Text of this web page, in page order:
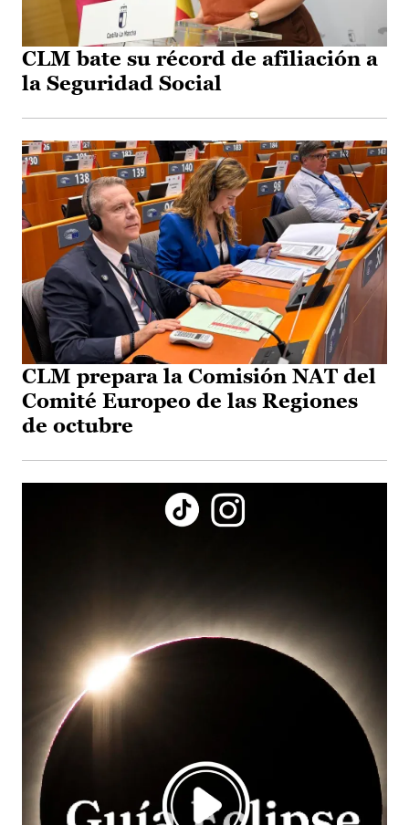
CLM bate su récord de afiliación a
la Seguridad Social
CLM prepara la Comisión NAT del
Comité Europeo de las Regiones
de octubre